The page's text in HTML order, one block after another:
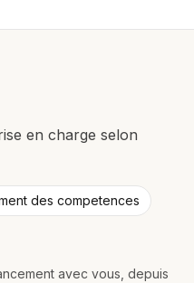
en charge selon
des competences
avec vous, depuis